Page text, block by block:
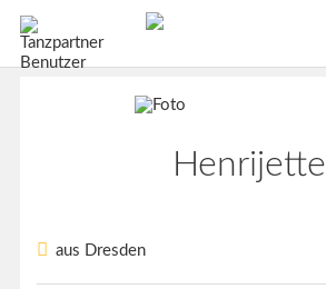
Henrijette
aus Dresden